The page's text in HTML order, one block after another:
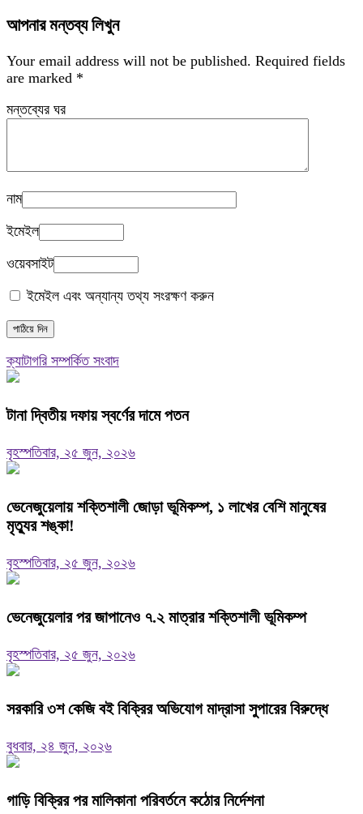
আপনার মন্তব্য লিখুন
Your email address will not be published. Required fields
are marked *
মন্তব্যের ঘর
নাম
ইমেইল
ওয়েবসাইট
ইমেইল এবং অন্যান্য তথ্য সংরক্ষণ করুন
ক্যাটাগরি সম্পর্কিত সংবাদ
টানা দ্বিতীয় দফায় স্বর্ণের দামে পতন
বৃহস্পতিবার, ২৫ জুন, ২০২৬
ভেনেজুয়েলায় শক্তিশালী জোড়া ভূমিকম্প, ১ লাখের বেশি মানুষের
মৃত্যুর শঙ্কা!
বৃহস্পতিবার, ২৫ জুন, ২০২৬
ভেনেজুয়েলার পর জাপানেও ৭.২ মাত্রার শক্তিশালী ভূমিকম্প
বৃহস্পতিবার, ২৫ জুন, ২০২৬
সরকারি ৩শ কেজি বই বিক্রির অভিযোগ মাদ্রাসা সুপারের বিরুদ্ধে
বুধবার, ২৪ জুন, ২০২৬
গাড়ি বিক্রির পর মালিকানা পরিবর্তনে কঠোর নির্দেশনা